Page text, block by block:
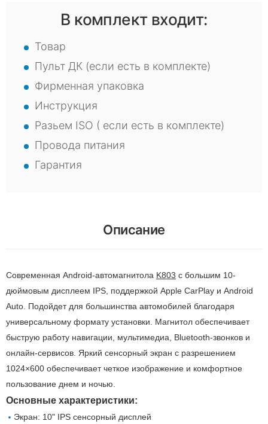
В комплект входит:
Товар
Пульт ДК (если есть в комплекте)
Фирменная упаковка
Инструкция
Разьем ISO ( если есть в комплекте)
Провода питания
Гарантия
Описание
Современная Android-автомагнитола K803 с большим 10-
дюймовым дисплеем IPS, поддержкой Apple CarPlay и Android
Auto. Подойдет для большинства автомобилей благодаря
универсальному формату установки. Магнитол обеспечивает
быструю работу навигации, мультимедиа, Bluetooth-звонков и
онлайн-сервисов. Яркий сенсорный экран с разрешением
1024×600 обеспечивает четкое изображение и комфортное
пользование днем ​​и ночью.
Основные характеристики:
Экран: 10" IPS сенсорный дисплей